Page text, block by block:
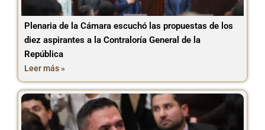
Plenaria de la Cámara escuchó las propuestas de los
diez aspirantes a la Contraloría General de la
República
Leer más »